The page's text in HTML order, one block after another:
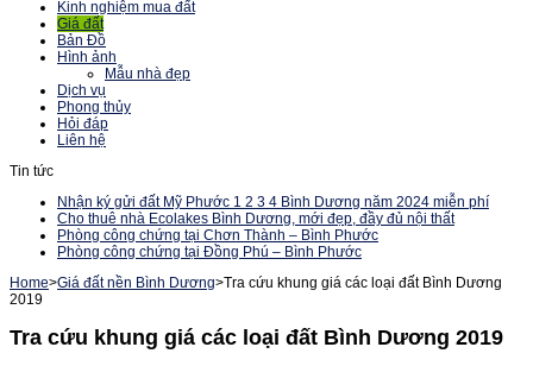
Kinh nghiệm mua đất
Giá đất
Bản Đồ
Hình ảnh
Mẫu nhà đẹp
Dịch vụ
Phong thủy
Hỏi đáp
Liên hệ
Tin tức
Nhận ký gửi đất Mỹ Phước 1 2 3 4 Bình Dương năm 2024 miễn phí
Cho thuê nhà Ecolakes Bình Dương, mới đẹp, đầy đủ nội thất
Phòng công chứng tại Chơn Thành – Bình Phước
Phòng công chứng tại Đồng Phú – Bình Phước
Home>Giá đất nền Bình Dương>Tra cứu khung giá các loại đất Bình Dương
2019
Tra cứu khung giá các loại đất Bình Dương 2019